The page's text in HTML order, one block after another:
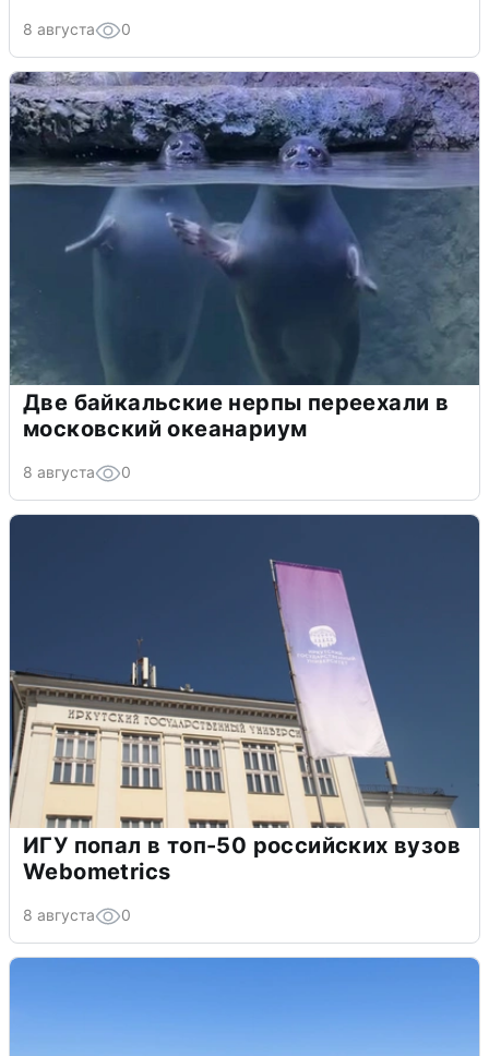
8 августа 0
Две байкальские нерпы переехали в
московский океанариум
8 августа 0
ИГУ попал в топ-50 российских вузов
Webometrics
8 августа 0